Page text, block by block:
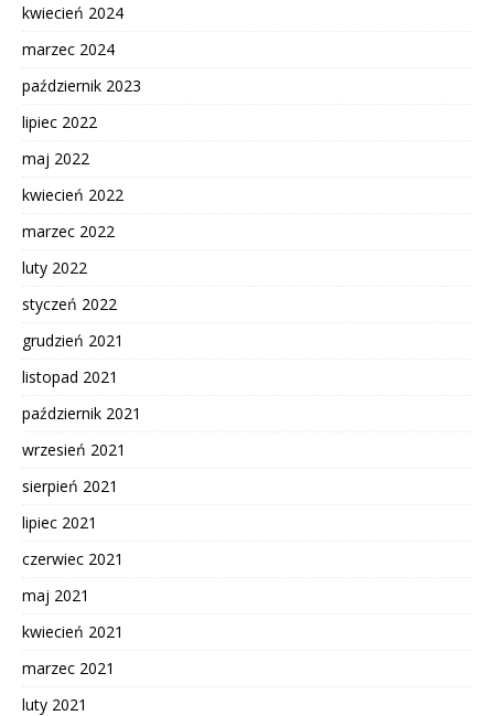
kwiecień 2024
marzec 2024
październik 2023
lipiec 2022
maj 2022
kwiecień 2022
marzec 2022
luty 2022
styczeń 2022
grudzień 2021
listopad 2021
październik 2021
wrzesień 2021
sierpień 2021
lipiec 2021
czerwiec 2021
maj 2021
kwiecień 2021
marzec 2021
luty 2021